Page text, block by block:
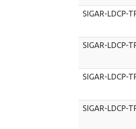
SIGAR-LDCP-
SIGAR-LDCP-
SIGAR-LDCP-
SIGAR-LDCP-